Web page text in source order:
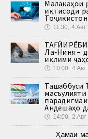
Малакаҳои
иқтисоди
🕔 11:30, 4.Авг
Ла-Ниня –
иқлими
🕔 10:00, 4.Авг
Ташаббуси
Андешаҳо
🕔 14:00, 2.Авг
Ҳамаи